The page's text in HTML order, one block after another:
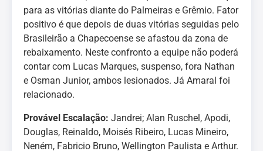
para as vitórias diante do Palmeiras e Grêmio. Fator
positivo é que depois de duas vitórias seguidas pelo
Brasileirão a Chapecoense se afastou da zona de
rebaixamento. Neste confronto a equipe não poderá
contar com Lucas Marques, suspenso, fora Nathan
e Osman Junior, ambos lesionados. Já Amaral foi
relacionado.
Provável Escalação: Jandrei; Alan Ruschel, Apodi,
Douglas, Reinaldo, Moisés Ribeiro, Lucas Mineiro,
Neném, Fabricio Bruno, Wellington Paulista e Arthur.